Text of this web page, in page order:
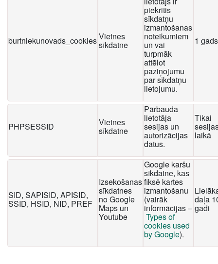
burtniekunovads_cookiesVietnes
sīkdatne
piekritis
sīkdatņu
izmantošanas
noteikumiem
un vai
turpmāk
attēlot
paziņojumu
par sīkdatņu
lietojumu.
1 gads
PHPSESSID Vietnes
sīkdatne
Pārbauda
lietotāja
sesijas un
autorizācijas
datus.
Tikai
laikā
SID, SAPISID, APISID,
SSID, HSID, NID, PREF
Izsekošanas
sīkdatnes
no Google
Maps un
Youtube
Google karšu
sīkdatne, kas
fiksē kartes
izmantošanu
(vairāk
informācijas –
Types of
cookies used
by Google).
daļa
gadi